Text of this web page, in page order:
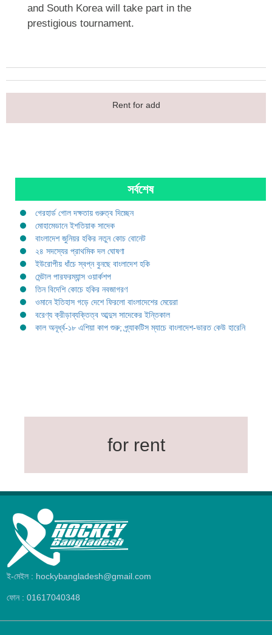
and South Korea will take part in the
prestigious tournament.
Rent for add
সর্বশেষ
গেরহার্ড গোল দক্ষতায় গুরুত্ব দিচ্ছেন
মোহামেডানে ইশতিয়াক সাদেক
বাংলাদেশ জুনিয়র হকির নতুন কোচ বোনেট
২৪ সদস্যের প্রাথমিক দল ঘোষণা
ইউরোপীয় ধাঁচে স্বপ্ন বুনছে বাংলাদেশ হকি
মেন্টাল পারফরম্যান্স ওয়ার্কশপ
তিন বিদেশি কোচে হকির নবজাগরণ
ওমানে ইতিহাস গড়ে দেশে ফিরলো বাংলাদেশের মেয়েরা
বরেণ্য ক্রীড়াব্যক্তিত্ব আব্দুস সাদেকের ইন্তিকাল
কাল অনূর্ধ্ব-১৮ এশিয়া কাপ শুরু; প্র্যাকটিস ম্যাচে বাংলাদেশ-ভারত কেউ হারেনি
for rent
ই-মেইল : hockybangladesh@gmail.com
ফোন : 01617040348